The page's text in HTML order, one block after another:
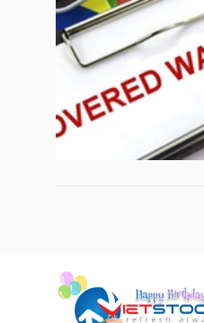
NGHIỆP
KHÔNG